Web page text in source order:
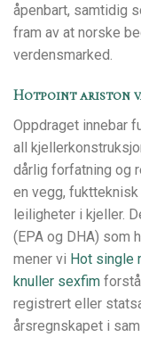
åpenbart, samtidig
fram av at norske
verdensmarked.
Hotpoint ariston
Oppdraget innebar
all
dårlig forfatning og
en vegg,
leiligheter i kjeller.
(EPA og DHA) som
mener vi Hot single
knuller sexfim
registrert eller
årsregnskapet i